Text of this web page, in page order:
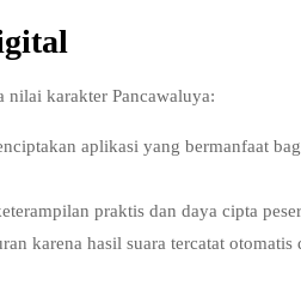
nilai karakter Pancawaluya:
aplikasi yang bermanfaat
praktis dan daya cipta
karena hasil suara tercatat otomatis